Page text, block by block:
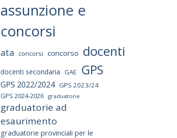
assunzione e
concorsi
ata concorsi concorso docenti
docenti secondaria GAE GPS
GPS 2022/2024 GPS 2023/24
GPS 2024-2026
graduatorie
graduatorie ad
esaurimento
graduatorie provinciali per le